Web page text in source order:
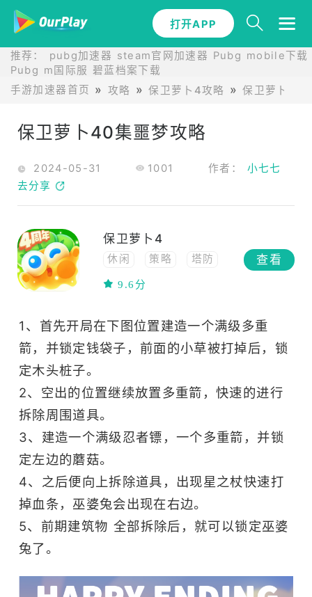
打开APP
推荐： pubg加速器 steam官网加速器 Pubg mobile下载
Pubg m国际服 碧蓝档案下载
手游加速器首页
攻略 保卫萝卜4攻略 保卫萝卜40
保卫萝卜40集噩梦攻略
2024-05-31 1001 作者： 小七七
去分享
保卫萝卜4
休闲 策略
塔防
养成
9.6分
查看
1、首先开局在下图位置建造一个满级多重
箭，并锁定钱袋子，前面的小草被打掉后，锁
定木头桩子。
2、空出的位置继续放置多重箭，快速的进行
拆除周围道具。
3、建造一个满级忍者镖，一个多重箭，并锁
定左边的蘑菇。
4、之后便向上拆除道具，出现星之杖快速打
掉血条，巫婆兔会出现在右边。
5、前期建筑物 全部拆除后，就可以锁定巫婆
兔了。